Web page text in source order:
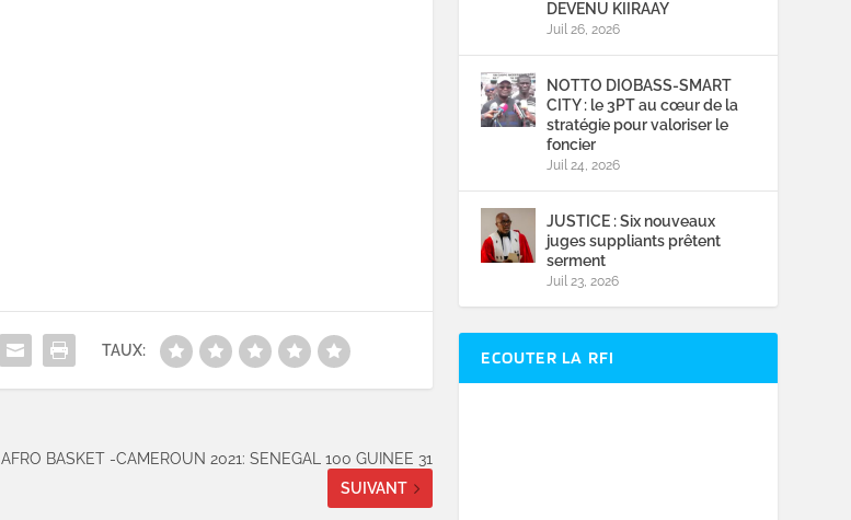
TAUX:
AFRO BASKET -CAMEROUN 2021: SENEGAL 100 GUINEE 31
SUIVANT
DEVENU KIIRAAY
Juil 26, 2026
NOTTO DIOBASS-SMART
CITY : le 3PT au cœur de la
stratégie pour valoriser le
foncier
Juil 24, 2026
JUSTICE : Six nouveaux
juges suppliants prêtent
serment
Juil 23, 2026
ECOUTER LA RFI